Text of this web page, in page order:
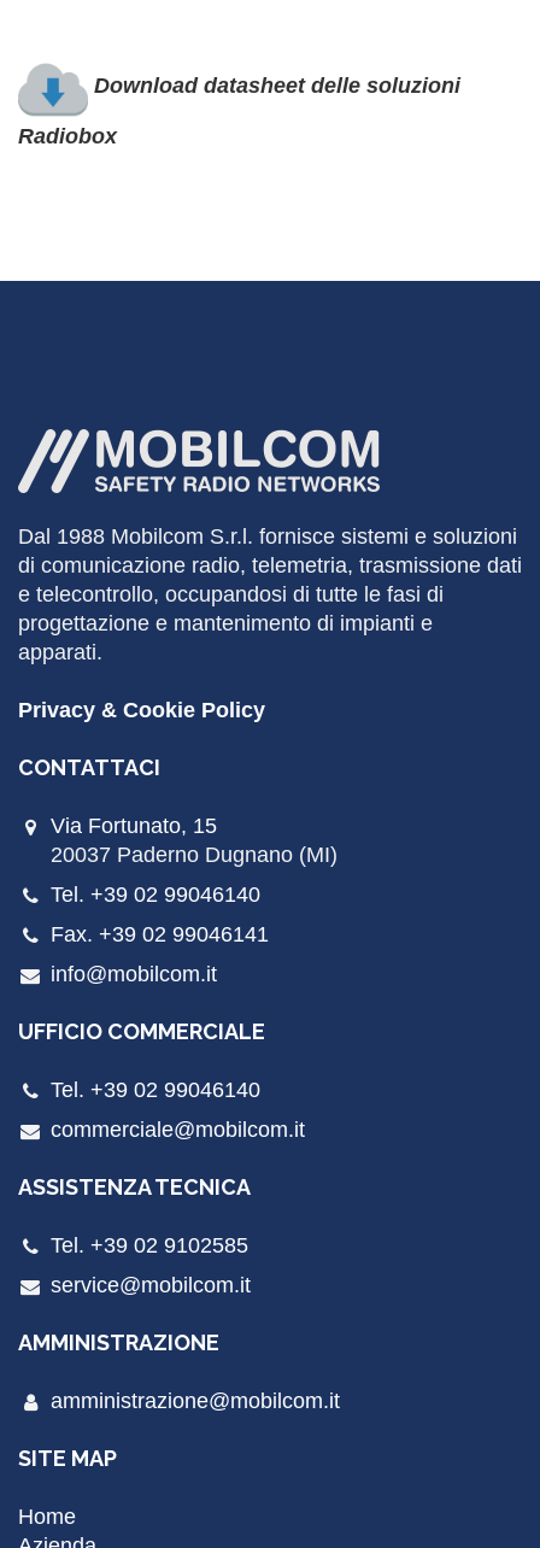
Download datasheet delle soluzioni
Radiobox
Dal 1988 Mobilcom S.r.l. fornisce sistemi e soluzioni
di comunicazione radio, telemetria, trasmissione dati
e telecontrollo, occupandosi di tutte le fasi di
progettazione e mantenimento di impianti e
apparati.
Privacy & Cookie Policy
CONTATTACI
Via Fortunato, 15
20037 Paderno Dugnano (MI)
Tel. +39 02 99046140
Fax. +39 02 99046141
info@mobilcom.it
UFFICIO COMMERCIALE
Tel. +39 02 99046140
commerciale@mobilcom.it
ASSISTENZA TECNICA
Tel. +39 02 9102585
service@mobilcom.it
AMMINISTRAZIONE
amministrazione@mobilcom.it
SITE MAP
Home